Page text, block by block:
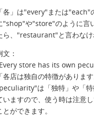
「各」は"every"または
"shop"や"store"のように言
ら、"restaurant"と言わなけ
文：
store has its own
「各店は独自の特徴があります
は「独特」や「特
いますので、使う時は注意
とができます。